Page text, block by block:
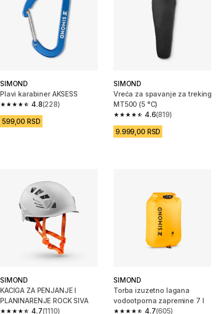
SIMOND
Plavi karabiner AKSESS
4.8
4.8 od 5 zvezdica from 228 Recenzije
(228)
599,00 RSD
SIMOND
Vreća za spavanje za treking
MT500 (5 °C)
4.6
4.6 od 5 zvezdica from 819
(819)
9.999,00 RSD
SIMOND
KACIGA ZA PENJANJE I
PLANINARENJE ROCK SIVA
4.7(1110)
SIMOND
Torba izuzetno lagana
vodootporna zapremine 7 l
4.7(605)